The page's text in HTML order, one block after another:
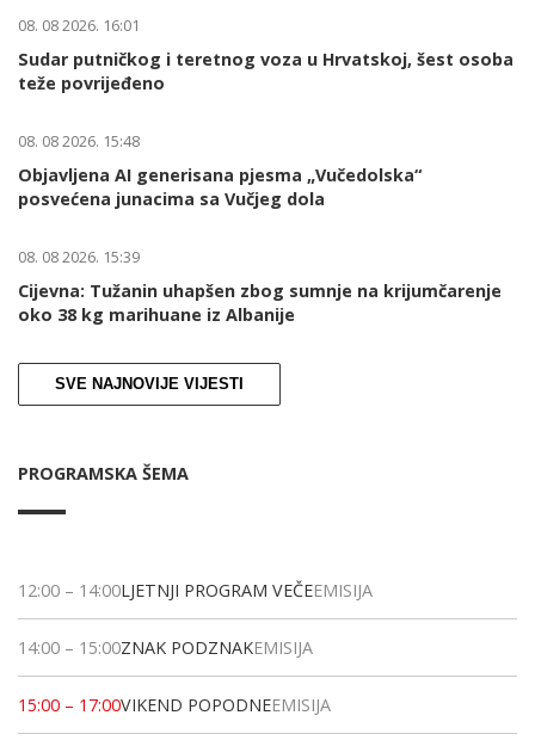
08. 08 2026. 16:01
Sudar putničkog i teretnog voza u Hrvatskoj, šest osoba
teže povrijeđeno
08. 08 2026. 15:48
Objavljena AI generisana pjesma „Vučedolska“
posvećena junacima sa Vučjeg dola
08. 08 2026. 15:39
Cijevna: Tužanin uhapšen zbog sumnje na krijumčarenje
oko 38 kg marihuane iz Albanije
SVE NAJNOVIJE VIJESTI
PROGRAMSKA ŠEMA
12:00 – 14:00LJETNJI PROGRAM VEČEEMISIJA
14:00 – 15:00ZNAK PODZNAKEMISIJA
15:00 – 17:00VIKEND POPODNEEMISIJA